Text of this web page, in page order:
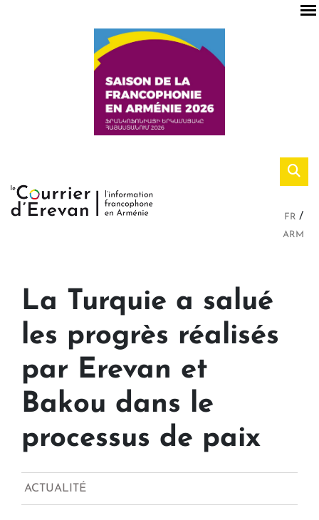
FR
ARM
La Turquie a salué
les progrès réalisés
par Erevan et
Bakou dans le
processus de paix
ACTUALITÉ